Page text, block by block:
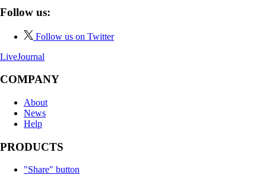
Follow us:
Follow us on Twitter
LiveJournal
COMPANY
About
News
Help
PRODUCTS
"Share" button